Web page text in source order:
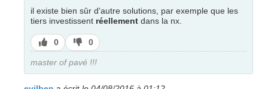
il existe bien sûr d'autre solutions, par exemple que les
tiers investissent réellement dans la nx.
J’aime
0
J’aime
pas
0
master of pavé !!!